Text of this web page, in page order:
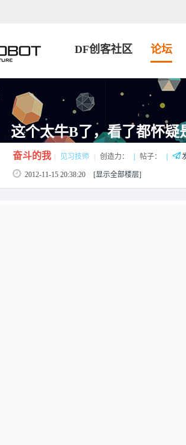
DF创客社区 论坛
这个太牛B了，看了都怀
奋斗的我 见习技师 创造力： 帖子：
2012-11-15 20:38:20 [显示全部楼层]